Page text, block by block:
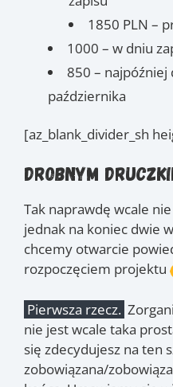
(pt.)
1850 PLN –
1000 – w dniu
850 – najpóźniej
października
[az_blank_divider_sh
Drobnym
Tak naprawdę wcale
jednak na koniec dwie
chcemy otwarcie
rozpoczęciem projektu
Pierwsza rzecz.
nie jest wcale taka
się zdecydujesz na ten
zobowiązana/